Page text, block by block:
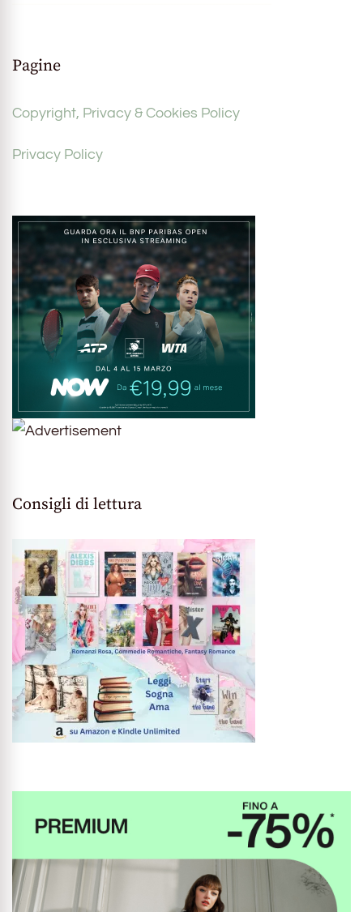
Pagine
Copyright, Privacy & Cookies Policy
Privacy Policy
Consigli di lettura